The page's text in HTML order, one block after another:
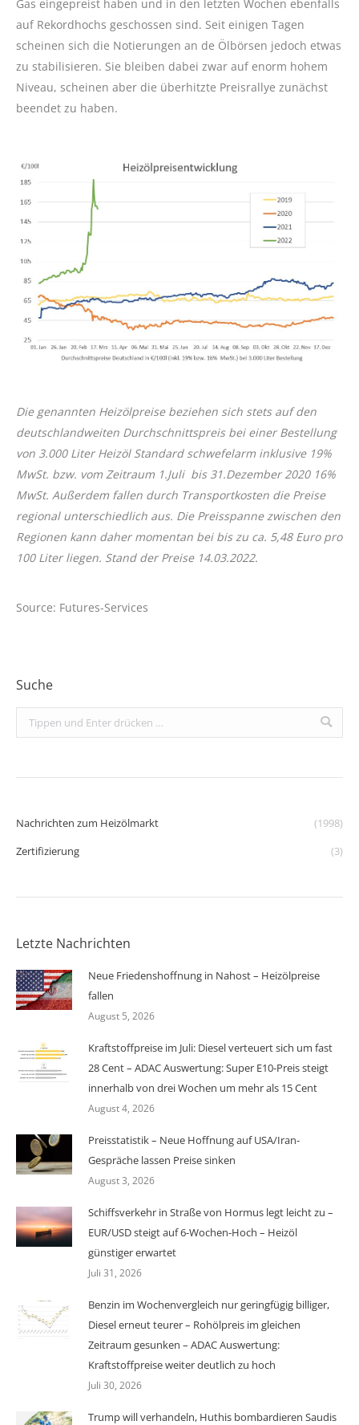
Gas eingepreist haben und in den letzten Wochen ebenfalls
auf Rekordhochs geschossen sind. Seit einigen Tagen
scheinen sich die Notierungen an de Ölbörsen jedoch etwas
zu stabilisieren. Sie bleiben dabei zwar auf enorm hohem
Niveau, scheinen aber die überhitzte Preisrallye zunächst
beendet zu haben.
Die genannten Heizölpreise beziehen sich stets auf den
deutschlandweiten Durchschnittspreis bei einer Bestellung
von 3.000 Liter Heizöl Standard schwefelarm inklusive 19%
MwSt. bzw. vom Zeitraum 1.Juli bis 31.Dezember 2020 16%
MwSt. Außerdem fallen durch Transportkosten die Preise
regional unterschiedlich aus. Die Preisspanne zwischen den
Regionen kann daher momentan bei bis zu ca. 5,48 Euro pro
100 Liter liegen. Stand der Preise 14.03.2022.
Source: Futures-Services
Suche
Search:
Nachrichten zum Heizölmarkt
(1998)
Zertifizierung
(3)
Letzte Nachrichten
Neue Friedenshoffnung in Nahost – Heizölpreise
fallen
August 5, 2026
Kraftstoffpreise im Juli: Diesel verteuert sich um fast
28 Cent – ADAC Auswertung: Super E10-Preis steigt
innerhalb von drei Wochen um mehr als 15 Cent
August 4, 2026
Preisstatistik – Neue Hoffnung auf USA/Iran-
Gespräche lassen Preise sinken
August 3, 2026
Schiffsverkehr in Straße von Hormus legt leicht zu –
EUR/USD steigt auf 6-Wochen-Hoch – Heizöl
günstiger erwartet
Juli 31, 2026
Benzin im Wochenvergleich nur geringfügig billiger,
Diesel erneut teurer – Rohölpreis im gleichen
Zeitraum gesunken – ADAC Auswertung:
Kraftstoffpreise weiter deutlich zu hoch
Juli 30, 2026
Trump will verhandeln, Huthis bombardieren Saudis